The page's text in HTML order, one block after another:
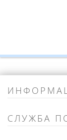
СЛУЖБА